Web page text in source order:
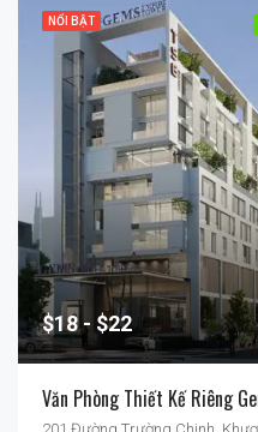
NỔI BẬT
$18 $22